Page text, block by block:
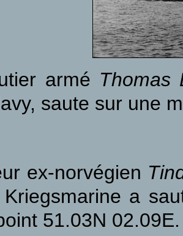
armé Thomas
saute sur une
ex-norvégien
a
51.03N 02.09E.